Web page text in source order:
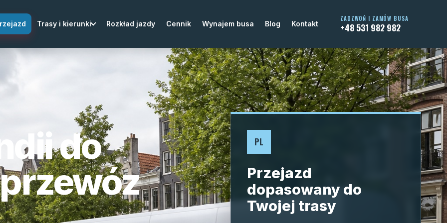
Trasy i kierunki Rozkład jazdy Cennik Wynajem busa Blog Kontakt
ZADZWOŃ I ZAMÓW BUSA
+48 531 982 982
do
PL
Przejazd
dopasowany do
Twojej trasy